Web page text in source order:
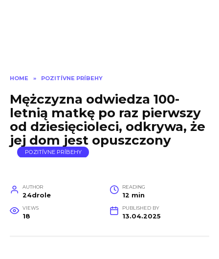
HOME » POZITÍVNE PRÍBEHY
Mężczyzna odwiedza 100-
letnią matkę po raz pierwszy
od dziesięcioleci, odkrywa, że ​​
jej dom jest opuszczony
POZITÍVNE PRÍBEHY
AUTHOR
24drole
READING
12 min
VIEWS
18
PUBLISHED BY
13.04.2025